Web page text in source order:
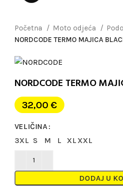
Početna Moto odjeća
NORDCODE TERMO MAJICA
NORDCODE TERMO
32,00 €
VELIČINA
3XL S M L XL XXL
DODAJ U